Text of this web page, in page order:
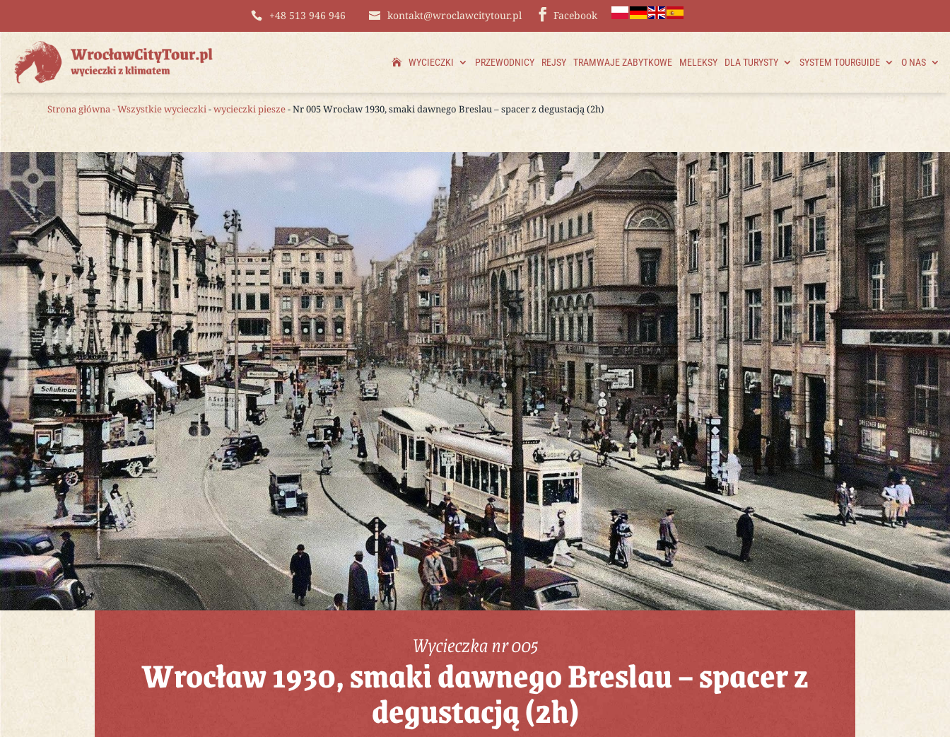
+48 513 946 946 kontakt@wroclawcitytour.pl Facebook
WYCIECZKI PRZEWODNICY REJSY TRAMWAJE ZABYTKOWE MELEKSY DLA TURYSTY SYSTEM TOURGUIDE O NAS
Strona główna-Wszystkie wycieczki-wycieczki piesze- Nr 005 Wrocław 1930, smaki dawnego Breslau – spacer z degustacją (2h)
Wycieczka nr 005
Wrocław 1930, smaki dawnego Breslau – spacer z
degustacją (2h)